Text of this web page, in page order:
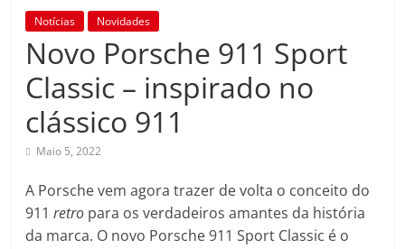
Ensaios
Automóvel
em
Português
Notícias Novidades
Novo Porsche 911 Sport
Classic – inspirado no
clássico 911
Maio 5, 2022
A Porsche vem agora trazer de volta o conceito do
911retro para os verdadeiros amantes da história
da marca. O novo Porsche 911 Sport Classic é o